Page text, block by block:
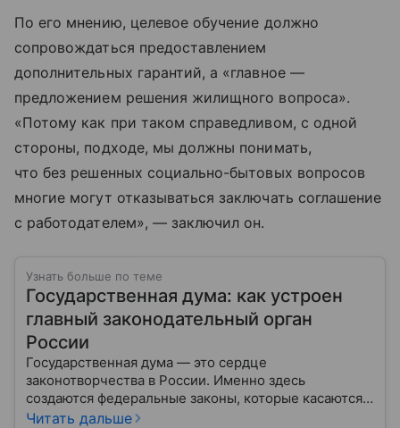
По его мнению, целевое обучение должно
сопровождаться предоставлением
дополнительных гарантий, а «главное —
предложением решения жилищного вопроса».
«Потому как при таком справедливом, с одной
стороны, подходе, мы должны понимать,
что без решенных социально-бытовых вопросов
многие могут отказываться заключать соглашение
с работодателем», — заключил он.
Узнать больше по теме
Государственная дума: как устроен
главный законодательный орган
России
Государственная дума — это сердце
законотворчества в России. Именно здесь
создаются федеральные законы, которые касаются
жизни каждого гражданина: от образования и
Читать дальше